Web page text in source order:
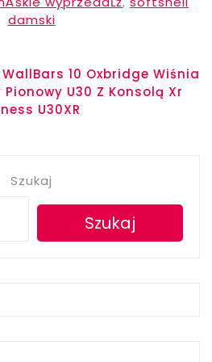
damski
10 Oxbridge Wiśnia
U30 Z Konsolą Xr
U30XR
Szukaj
Szukaj